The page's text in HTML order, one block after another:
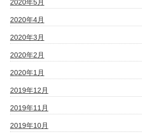
2020年5月
2020年4月
2020年3月
2020年2月
2020年1月
2019年12月
2019年11月
2019年10月